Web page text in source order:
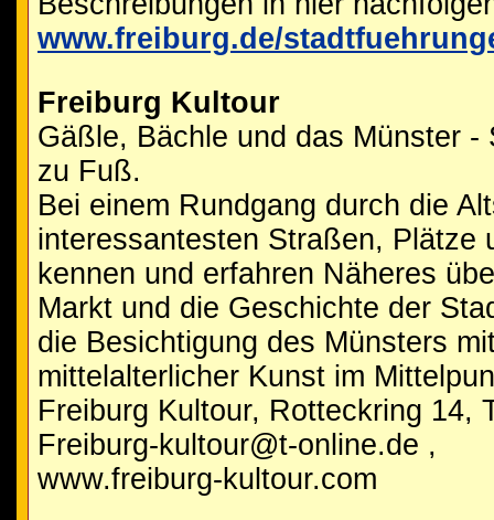
www.freiburg.de/
Freiburg Kultour
Gäßle, Bächle und das Münster -
zu Fuß.
Bei einem Rundgang durch die
interessantesten Straßen, Plätze
kennen und erfahren Näheres
Markt und die Geschichte der
die Besichtigung des Münsters
mittelalterlicher Kunst im
Freiburg Kultour, Rotteckring 14,
Freiburg-kultour@t-online.de ,
www.freiburg-kultour.com